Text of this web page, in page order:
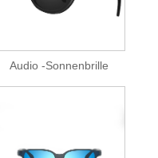
Audio -Sonnenbrille